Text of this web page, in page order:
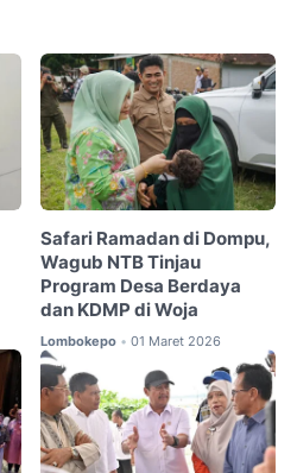
Safari Ramadan di Dompu,
Wagub NTB Tinjau
Program Desa Berdaya
dan KDMP di Woja
Lombokepo • 01 Maret 2026